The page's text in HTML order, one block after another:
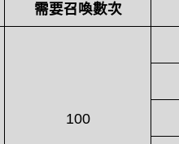
需要召喚數次
100